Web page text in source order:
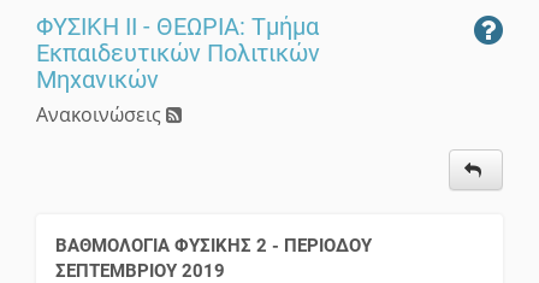
ΦΥΣΙΚΗ ΙΙ - ΘΕΩΡΙΑ: Τμήμα
Εκπαιδευτικών Πολιτικών
Μηχανικών
Ανακοινώσεις
ΒΑΘΜΟΛΟΓΙΑ ΦΥΣΙΚΗΣ 2 - ΠΕΡΙΟΔΟΥ
ΣΕΠΤΕΜΒΡΙΟΥ 2019